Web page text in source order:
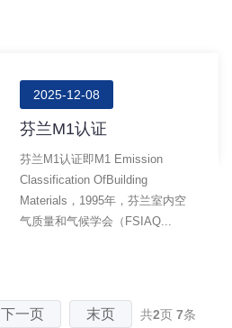
2025-12-08
芬兰M1认证
芬兰M1认证即M1 Emission
Classification OfBuilding
Materials，1995年，芬兰室内空
气质量和气候学会（FSIAQ...
下一页 末页 共2页 7条